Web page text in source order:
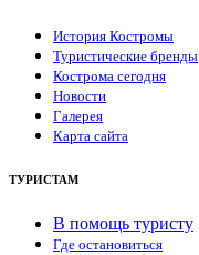
История Костромы
Туристические бренды
Кострома сегодня
Новости
Галерея
Карта сайта
ТУРИСТАМ
В помощь туристу
Где остановиться